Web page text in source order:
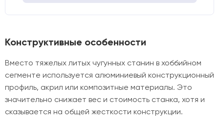
Конструктивные особенности
Вместо тяжелых литых чугунных станин в хоббийном
сегменте используется алюминиевый конструкционный
профиль, акрил или композитные материалы. Это
значительно снижает вес и стоимость станка, хотя и
сказывается на общей жесткости конструкции.